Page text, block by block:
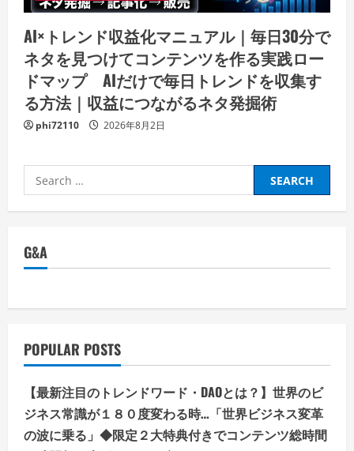
AI×トレンド収益化マニュアル｜毎日30分で
ネタを見つけてコンテンツを作る実践ロー
ドマップ AIだけで毎日トレンドを収集す
る方法｜収益につながるネタ発掘術
phi72110 2026年8月2日
Search
for:
G&A
POPULAR POSTS
【最新注目のトレンドワード・DAOとは？】世界のビ
ジネス常識が１８０度変わる時…「世界ビジネス変革
の波に乗る」◆限定２大特典付きでコンテンツ総時間